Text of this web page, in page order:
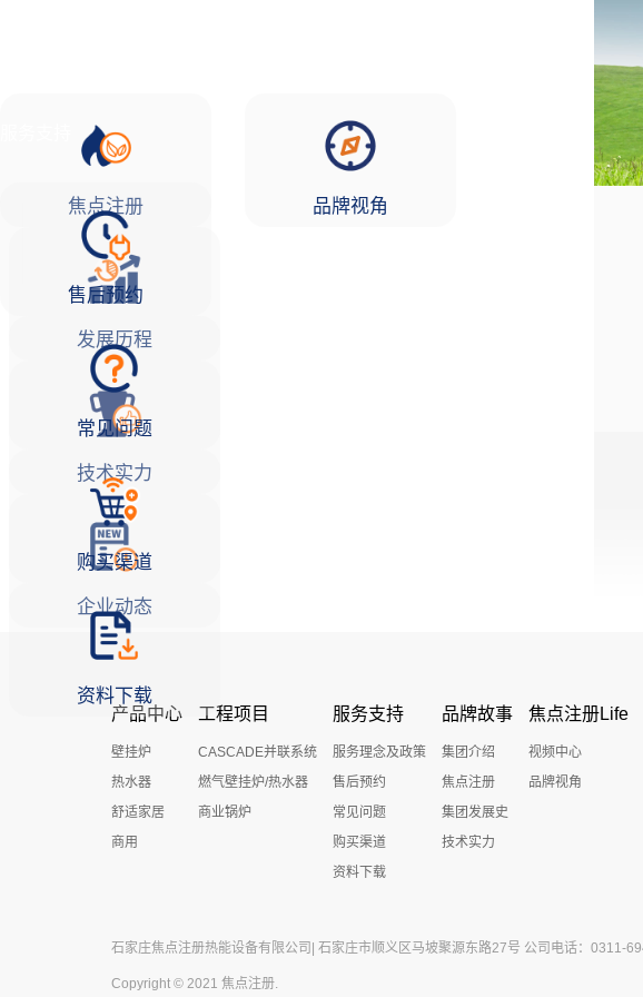
售后预约
常见问题
购买渠道
资料下载
焦点注册
发展历程
技术实力
企业动态
品牌视角
产品中心
壁挂炉
热水器
舒适家居
商用
工程项目
CASCADE并联系统
燃气壁挂炉/热水器
商业锅炉
服务支持
服务理念及政策
售后预约
常见问题
购买渠道
资料下载
品牌故事
集团介绍
焦点注册
集团发展史
技术实力
焦点注册Life
视频中心
品牌视角
石家庄焦点注册热能设备有限公司| 石家庄市顺义区马坡聚源东路27号 公司电话：0311-
Copyright © 2021 焦点注册.